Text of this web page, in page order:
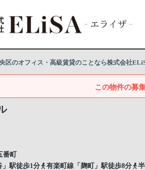
区のオフィス・高級賃貸のことなら株式会社
この物件の募
番町
」駅徒歩1分
有楽町線「麹町」駅徒歩8分